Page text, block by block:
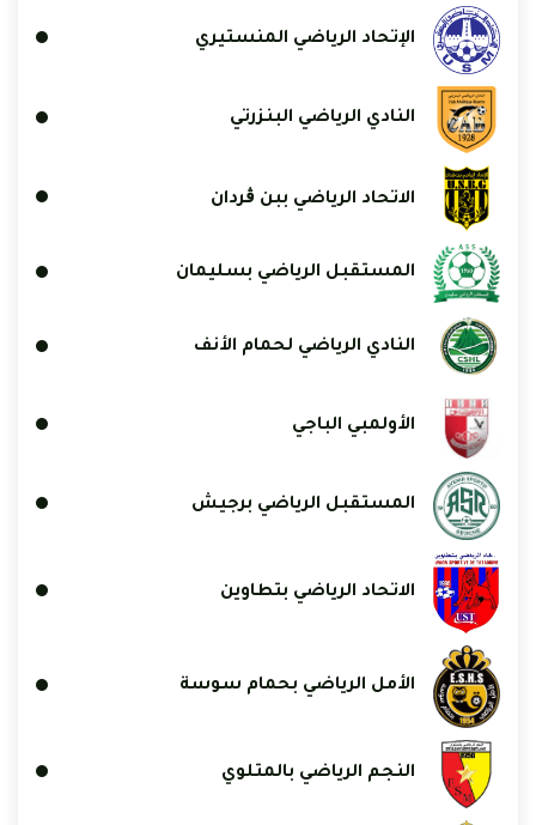
الإتحاد الرياضي المنستيري
النادي الرياضي البنزرتي
الاتحاد الرياضي ببن ڨردان
المستقبل الرياضي بسليمان
النادي الرياضي لحمام الأنف
الأولمبي الباجي
المستقبل الرياضي برجيش
الاتحاد الرياضي بتطاوين
الأمل الرياضي بحمام سوسة
النجم الرياضي بالمتلوي